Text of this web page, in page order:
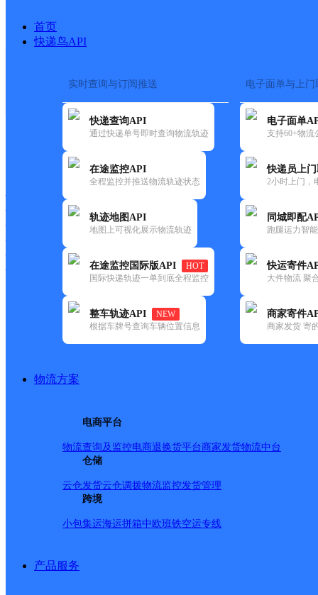
首页
快递鸟API
实时查询与订阅推送
快递查询API
通过快递单号即时查询物流轨迹
在途监控API
全程监控并推送物流轨迹状态
轨迹地图API
地图上可视化展示物流轨迹
在途监控国际版API
HOT
国际快递轨迹一单到底全程监控
整车轨迹API
NEW
根据车牌号查询车辆位置信息
电子面单与上门
电子面单
支持60+物流
快递员上
2小时上门，
同城即配
跑腿运力智
快运寄件
大件物流 聚
商家寄件
商家发货 寄
物流方案
电商平台
物流查询及监控电商退换货平台商家发货物流中台
仓储
云仓发货云仓调拨物流监控发货管理
跨境
小包集运海运拼箱中欧班铁空运专线
产品服务
快递大全 > 快递网点
快递大全 快运大全
网点筛选
已选
清空已选
安能快递(15) 百世快递(92) 德邦快递(147) 极兔速递
圆通速递(128)
新洲区(2)
圆通速递,汉南区,武汉市,
汉南区